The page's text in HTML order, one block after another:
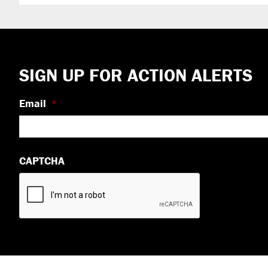
Footer
SIGN UP FOR ACTION ALERTS
Email *
CAPTCHA